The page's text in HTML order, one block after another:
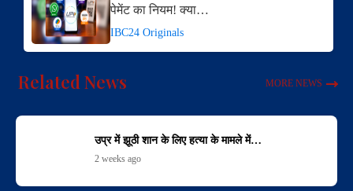
पेमेंट का नियम! क्या…
IBC24 Originals
Related News MORE NEWS
उप्र में झूठी शान के लिए हत्या के मामले में…
2 weeks ago